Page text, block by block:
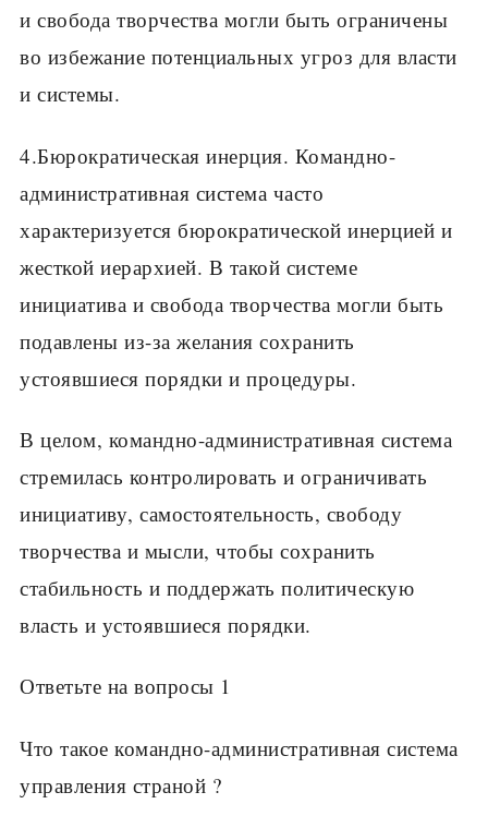
и свобода творчества могли быть ограничены
во избежание потенциальных угроз для власти
и системы.
4.Бюрократическая инерция. Командно-
административная система часто
характеризуется бюрократической инерцией и
жесткой иерархией. В такой системе
инициатива и свобода творчества могли быть
подавлены из-за желания сохранить
устоявшиеся порядки и процедуры.
В целом, командно-административная система
стремилась контролировать и ограничивать
инициативу, самостоятельность, свободу
творчества и мысли, чтобы сохранить
стабильность и поддержать политическую
власть и устоявшиеся порядки.
Ответьте на вопросы 1
Что такое командно-административная система
управления страной ?